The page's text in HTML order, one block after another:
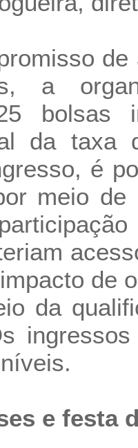
a
bolsas
da taxa
é
meio
de
da
e festa